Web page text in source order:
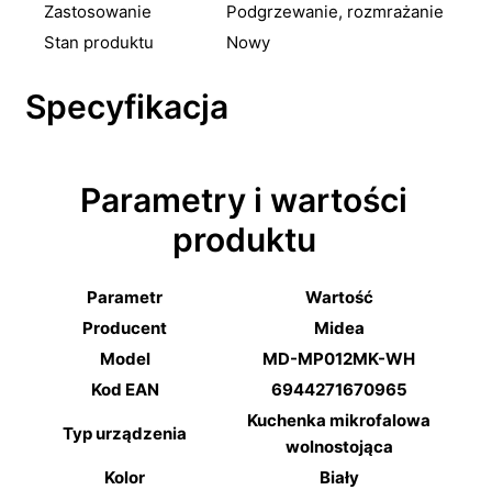
Zastosowanie
Podgrzewanie, rozmrażanie
Stan produktu
Nowy
Specyfikacja
Parametry i wartości
produktu
Parametr
Wartość
Producent
Midea
Model
MD-MP012MK-WH
Kod EAN
6944271670965
Typ urządzenia
Kuchenka mikrofalowa
wolnostojąca
Kolor
Biały